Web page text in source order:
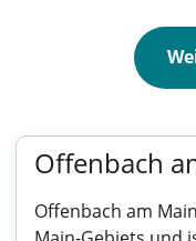
Offenbach
Offenbach am